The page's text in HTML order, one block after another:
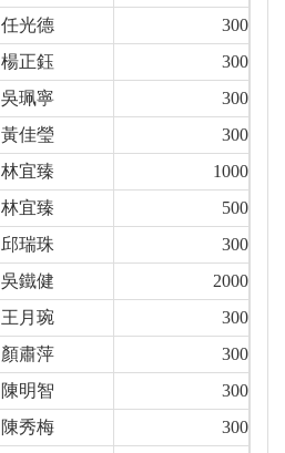
任光德
300
楊正鈺
300
吳珮寧
300
黃佳瑩
300
林宜臻
1000
林宜臻
500
邱瑞珠
300
吳鐵健
2000
王月琬
300
顏肅萍
300
陳明智
300
陳秀梅
300